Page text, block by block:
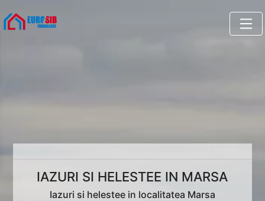
IAZURI SI HELESTEE IN MARSA
Iazuri si helestee in localitatea Marsa